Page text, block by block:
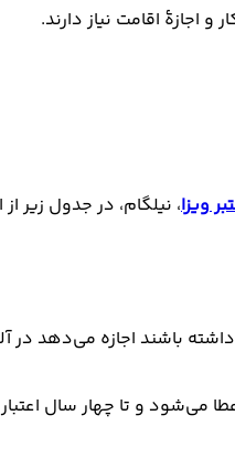
اجازۀ اقامت نیاز دارند.
ویزا، نیلگام، در جدول زیر
باشند اجازه می‌دهد در
می‌شود و تا چهار سال